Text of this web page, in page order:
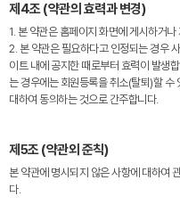
제4조 (약관의 효력과 변경)
1. 본 약관은 홈페이지 화면에 게시하거
2. 본 약관은 필요하다고 인정되는 경우
이트 내에 공지한 때로부터 효력이 발생
는 경우에는 회원등록을 취소(탈퇴)할 수
대하여 동의하는 것으로 간주합니다.
제5조 (약관외 준칙)
본 약관에 명시되지 않은 사항에 대하여
다.